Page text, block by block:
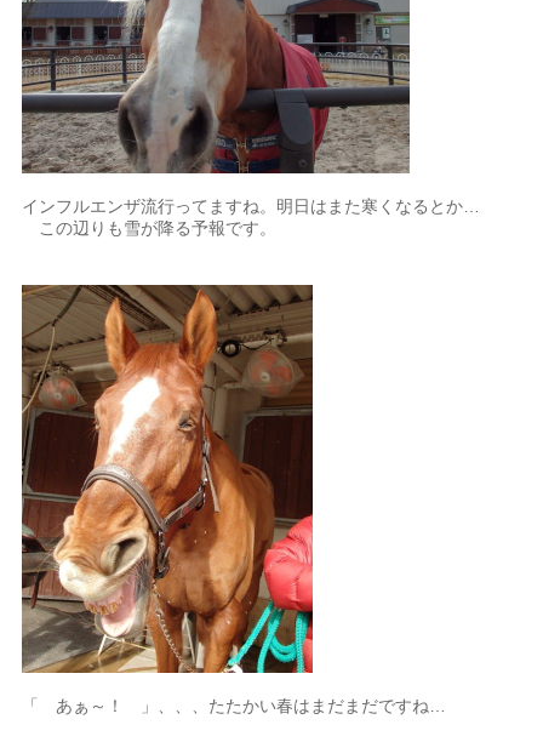
インフルエンザ流行ってますね。明日はまた寒くなるとか…
この辺りも雪が降る予報です。
「 あぁ～！ 」、、、たたかい春はまだまだですね…